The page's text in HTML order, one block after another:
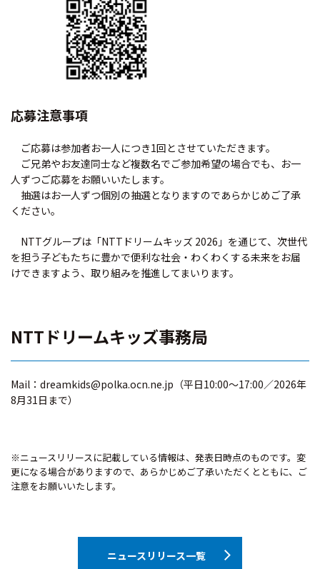
応募注意事項
ご応募は参加者お一人につき1回とさせていただきます。
ご兄弟やお友達同士など複数名でご参加希望の場合でも、お一
人ずつご応募をお願いいたします。
抽選はお一人ずつ個別の抽選となりますのであらかじめご了承
ください。
NTTグループは「NTTドリームキッズ 2026」を通じて、次世代
を担う子どもたちに豊かで便利な社会・わくわくする未来をお届
けできますよう、取り組みを推進してまいります。
NTTドリームキッズ事務局
Mail：dreamkids@polka.ocn.ne.jp（平日10:00～17:00／2026年
8月31日まで）
※ニュースリリースに記載している情報は、発表日時点のものです。変
更になる場合がありますので、あらかじめご了承いただくとともに、ご
注意をお願いいたします。
ニュースリリース一覧